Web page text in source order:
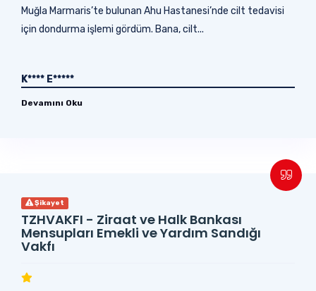
Muğla Marmaris’te bulunan Ahu Hastanesi’nde cilt tedavisi
için dondurma işlemi gördüm. Bana, cilt...
K**** E*****
Devamını Oku
Şikayet
TZHVAKFI - Ziraat ve Halk Bankası
Mensupları Emekli ve Yardım Sandığı
Vakfı